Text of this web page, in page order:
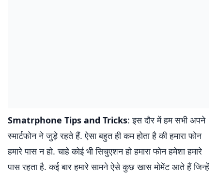
Smatrphone Tips and Tricks: इस दौर में हम सभी अपने
स्मार्टफोन ने जुड़े रहते हैं. ऐसा बहुत ही कम होता है की हमारा फोन
हमारे पास न हो. चाहे कोई भी सिचुएशन हो हमारा फोन हमेशा हमारे
पास रहता है. कई बार हमारे सामने ऐसे कुछ खास मोमेंट आते हैं जिन्हें